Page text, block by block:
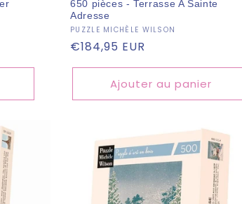
650 pièces - Terrasse A Sainte
Adresse
Fournisseur :
PUZZLE MICHÈLE WILSON
Prix
habituel
€184,95 EUR
Ajouter au panier